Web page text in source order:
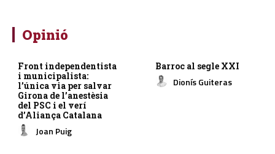
Opinió
Front independentista
i municipalista:
l’única via per salvar
Girona de l’anestèsia
del PSC i el verí
d’Aliança Catalana
Joan Puig
Barroc al segle XXI
Dionís Guiteras